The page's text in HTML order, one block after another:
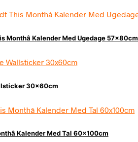
Monthâ Kalender Med Ugedage 57x80cm
30x60cm
Kalender Med Tal 60x100cm